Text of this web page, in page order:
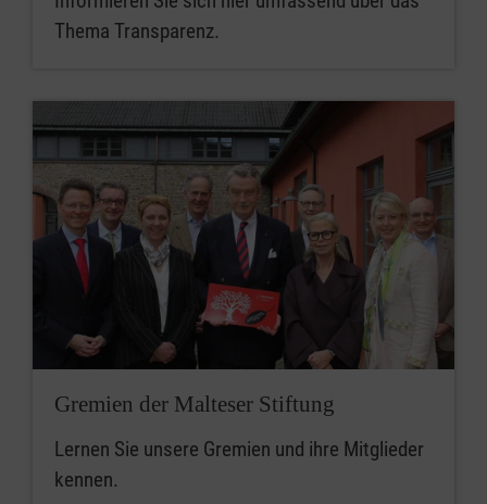
Thema Transparenz.
Gremien der Malteser Stiftung
Lernen Sie unsere Gremien und ihre Mitglieder
kennen.